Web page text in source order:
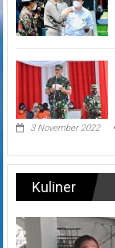
3 November 2022
Kuliner